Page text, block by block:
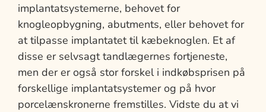
implantatsystemerne, behovet for
knogleopbygning, abutments, eller behovet for
at tilpasse implantatet til kæbeknoglen. Et af
disse er selvsagt tandlægernes fortjeneste,
men der er også stor forskel i indkøbsprisen på
forskellige implantatsystemer og på hvor
porcelænskronerne fremstilles. Vidste du at vi